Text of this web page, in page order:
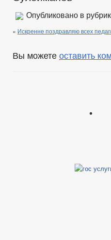
Опубликовано в
« Искренне поздравляю всех
Вы можете оставить